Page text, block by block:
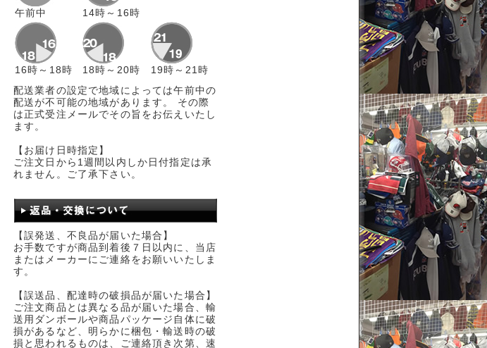
午前中 14時～16時
16時～18時 18時～20時
19時～21時
配送業者の設定で地域によっては午前中の
配送が不可能の地域があります。 その際
は正式受注メールでその旨をお伝えいたし
ます。
【お届け日時指定】
ご注文日から1週間以内しか日付指定は承
れません。ご了承下さい。
【誤発送、不良品が届いた場合】
お手数ですが商品到着後７日以内に、当店
またはメーカーにご連絡をお願いいたしま
す。
【誤送品、配達時の破損品が届いた場合】
ご注文商品とは異なる品が届いた場合、輸
送用ダンボールや商品パッケージ自体に破
損があるなど、明らかに梱包・輸送時の破
損と思われるものは、ご連絡頂き次第、速